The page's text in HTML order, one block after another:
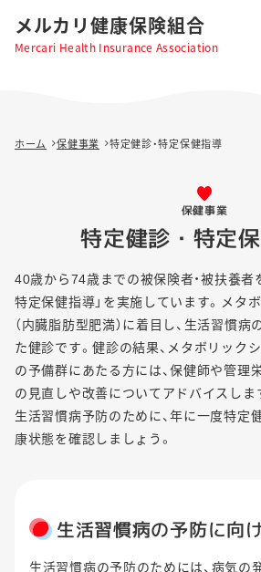
メルカリ健康保険組合
Mercari Health Insurance Association
ホーム 保健事業 特定健診・特定保健指導
保健事業
特定健診・特定
40歳から74歳までの被保険者・被扶養者
特定保健指導」を実施しています。メタ
（内臓脂肪型肥満）に着目し、生活習慣病
た健診です。健診の結果、メタボリック
の予備群にあたる方には、保健師や管理
の見直しや改善についてアドバイスしま
生活習慣病予防のために、年に一度特定
康状態を確認しましょう。
生活習慣病の予防に向
生活習慣病の予防のためには、病気の